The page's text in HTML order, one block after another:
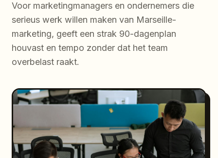
Voor marketingmanagers en ondernemers die
serieus werk willen maken van Marseille-
marketing, geeft een strak 90-dagenplan
houvast en tempo zonder dat het team
overbelast raakt.